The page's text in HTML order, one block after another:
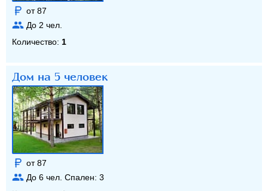
от 87
До 2 чел.
Количество: 1
Дом на 5 человек
от 87
До 6 чел. Спален: 3